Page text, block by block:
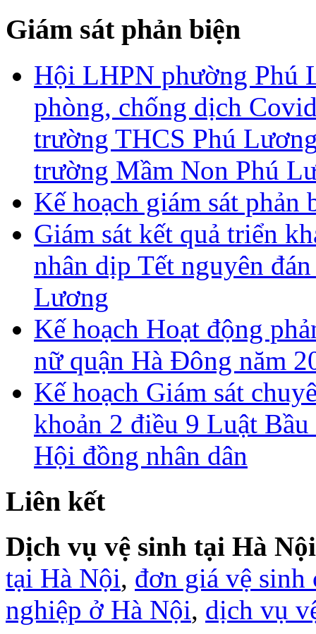
Giám sát phản biện
Hội LHPN phường Phú
phòng, chống dịch
trường THCS Phú
trường Mầm Non Phú
Kế hoạch giám sát phản
Giám sát kết quả triển
nhân dịp Tết nguyên
Lương
Kế hoạch Hoạt động
nữ quận Hà Đông năm
Kế hoạch Giám sát
khoản 2 điều 9 Luật
Hội đồng nhân dân
Liên kết
Dịch vụ vệ sinh tại Hà
tại Hà Nội, đơn giá vệ sinh
nghiệp ở Hà Nội, dịch vụ